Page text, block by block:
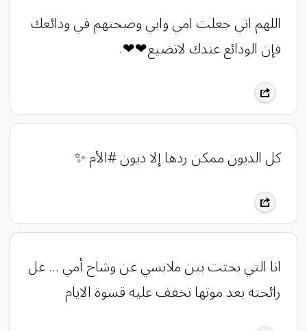
‏‎اللهم اني جعلت امي وابي وصحتهم في ودائعك
فإن الودائع عندك لاتضيع❤❤.
‏‎كل الديون ممكن ردها إلا ديون ‎#الأم ✨
‏‎انا التي بحثت بين ملابسي عن وشاح أمي ... عل
رائحته بعد موتها تخفف عليه قسوة الايام